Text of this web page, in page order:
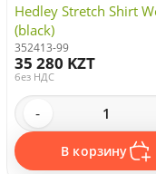
Hedley Stretch Shirt
(black)
352413-99
35 280 KZT
без НДС
-
В корзину